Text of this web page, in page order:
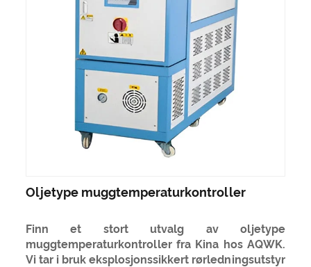
Oljetype muggtemperaturkontroller
Finn et stort utvalg av oljetype
muggtemperaturkontroller fra Kina hos AQWK.
Vi tar i bruk eksplosjonssikkert rørledningsutstyr